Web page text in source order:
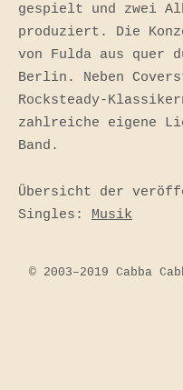
gespielt und zwei
produziert. Die
von Fulda aus quer
Berlin. Neben
Rocksteady-
zahlreiche eigene
Band.
Übersicht der
Singles: Musik
© 2003–2019 Cabba